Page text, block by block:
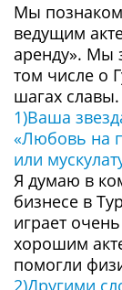
Мы
ведущим
аренду». Мы
том числе о
шагах славы.
1)Ваша
«Любовь на
или
Я думаю в
бизнесе в
играет
хорошим
помогли
2)Другими